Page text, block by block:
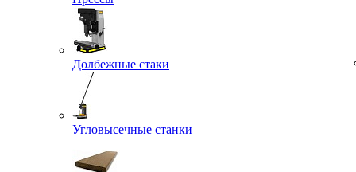
Долбежные стаки
Угловысечные станки